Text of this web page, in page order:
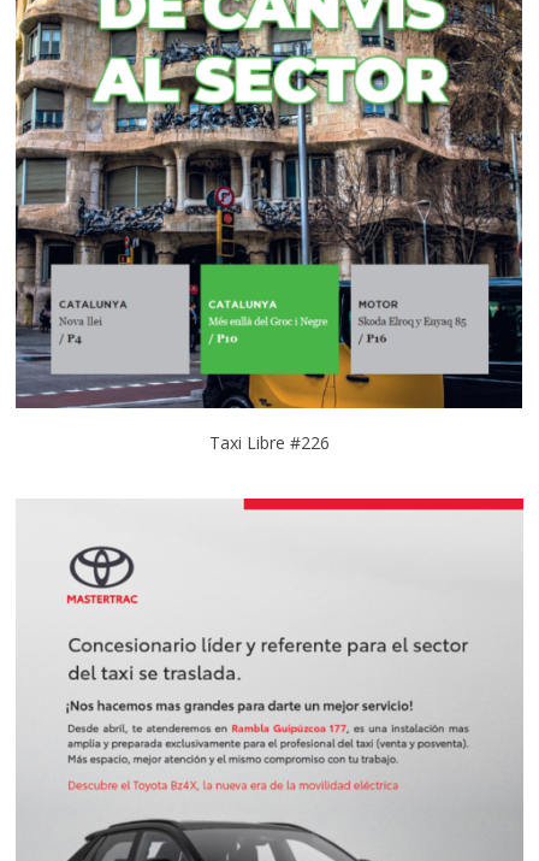
Taxi Libre #226